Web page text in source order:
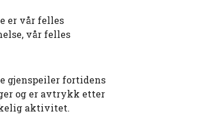
er vår felles
vår felles
gjenspeiler fortidens
og er avtrykk etter
aktivitet.